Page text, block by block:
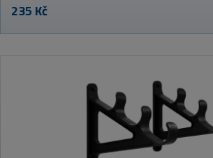
235 Kč